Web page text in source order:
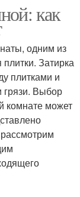
как
одним из
Затирка
плитками и
грязи. Выбор
комнате может